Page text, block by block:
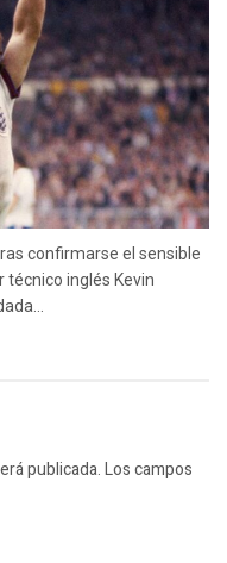
confirmarse el sensible
inglés Kevin
publicada.Los campos